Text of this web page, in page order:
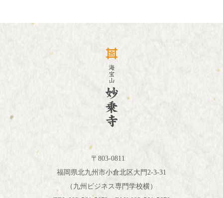
〒803-0811
福岡県北九州市小倉北区大門2-3-31
（九州ビジネス専門学校横）